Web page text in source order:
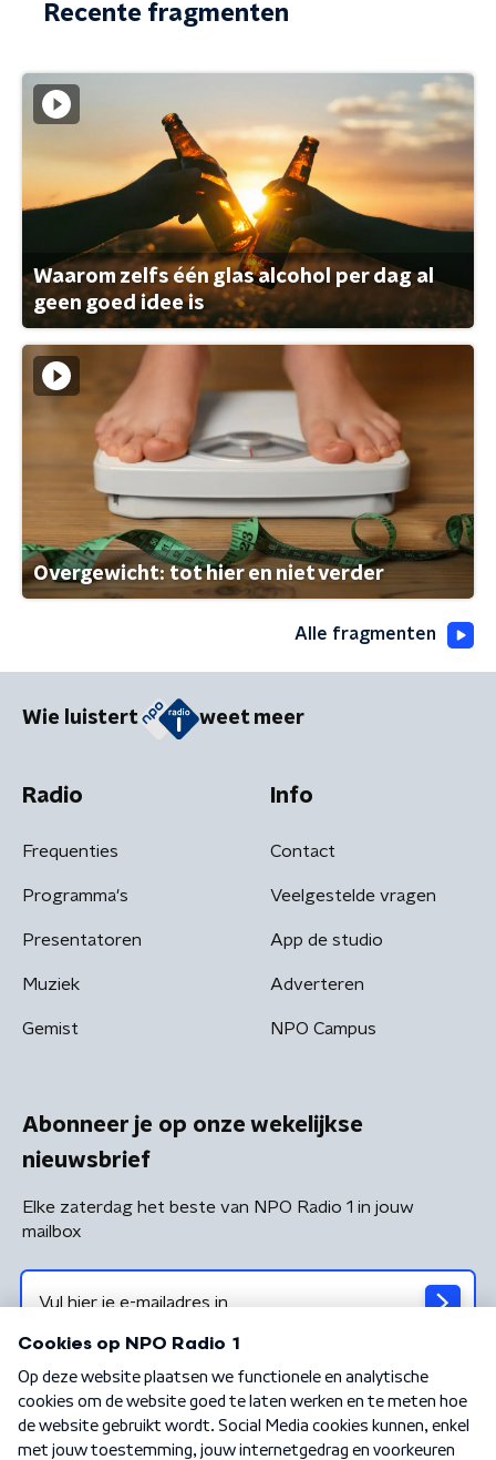
Recente fragmenten
Waarom zelfs één glas alcohol per dag al
geen goed idee is
Overgewicht: tot hier en niet verder
Alle fragmenten
Wie luistert weet meer
Radio
Frequenties
Programma's
Presentatoren
Muziek
Gemist
Info
Contact
Veelgestelde vragen
App de studio
Adverteren
NPO Campus
Abonneer je op onze wekelijkse
nieuwsbrief
Elke zaterdag het beste van NPO Radio 1 in jouw
mailbox
Algemene voorwaarden